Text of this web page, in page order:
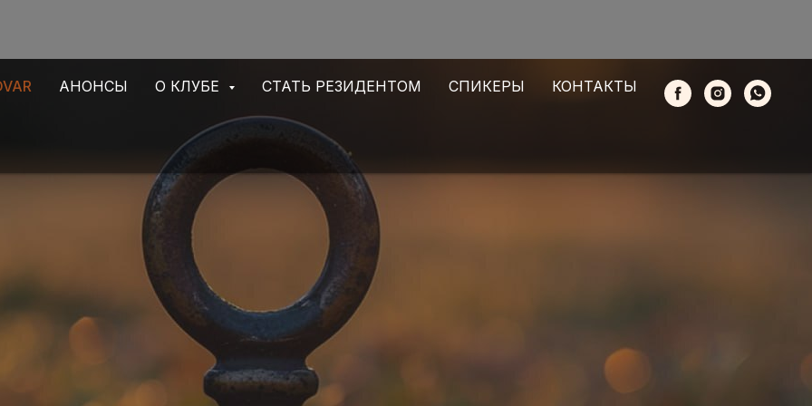
АНОНСЫ О КЛУБЕ СТАТЬ РЕЗИДЕНТОМ СПИКЕРЫ КОНТАКТЫ